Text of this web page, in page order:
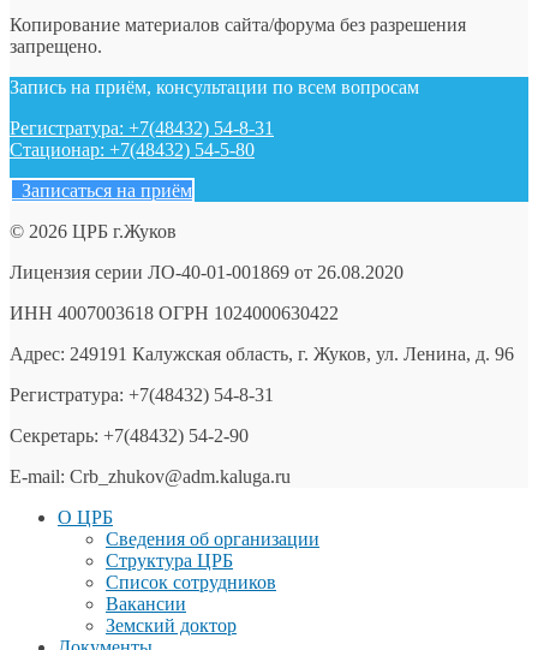
Копирование материалов сайта/форума без разрешения
запрещено.
Запись на приём, консультации по всем вопросам
Регистратура: +7(48432) 54-8-31
Стационар: +7(48432) 54-5-80
Записаться на приём
© 2026 ЦРБ г.Жуков
Лицензия серии ЛО-40-01-001869 от 26.08.2020
ИНН 4007003618 ОГРН 1024000630422
Адрес: 249191 Калужская область, г. Жуков, ул. Ленина, д. 96
Регистратура: +7(48432) 54-8-31
Секретарь: +7(48432) 54-2-90
E-mail: Crb_zhukov@adm.kaluga.ru
О ЦРБ
Сведения об организации
Структура ЦРБ
Список сотрудников
Вакансии
Земский доктор